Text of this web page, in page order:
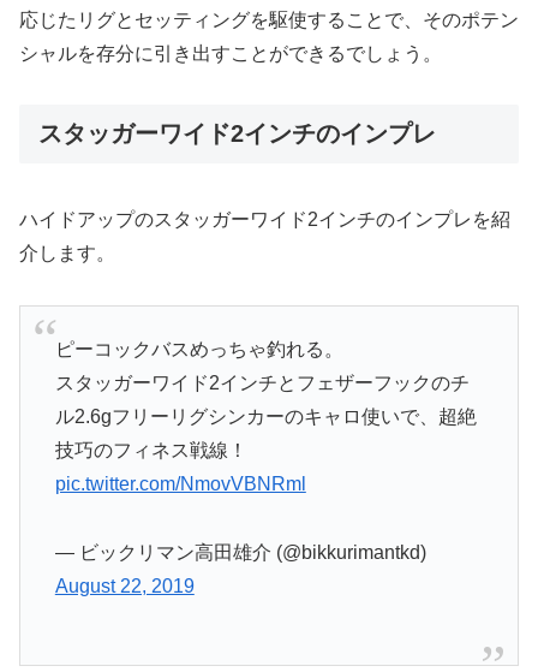
応じたリグとセッティングを駆使することで、そのポテン
シャルを存分に引き出すことができるでしょう。
スタッガーワイド2インチのインプレ
ハイドアップのスタッガーワイド2インチのインプレを紹
介します。
ピーコックバスめっちゃ釣れる。
スタッガーワイド2インチとフェザーフックのチ
ル2.6gフリーリグシンカーのキャロ使いで、超絶
技巧のフィネス戦線！
pic.twitter.com/NmovVBNRml
— ビックリマン高田雄介 (@bikkurimantkd)
August 22, 2019